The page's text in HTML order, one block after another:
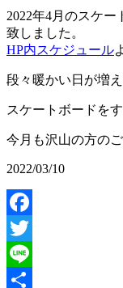
2022年4月のスケ
致しました。
HP内スケジュール
段々暖かい日が増え
スケートボードを
今月も沢山の方の
2022/03/10
Facebook
Twitter
Line